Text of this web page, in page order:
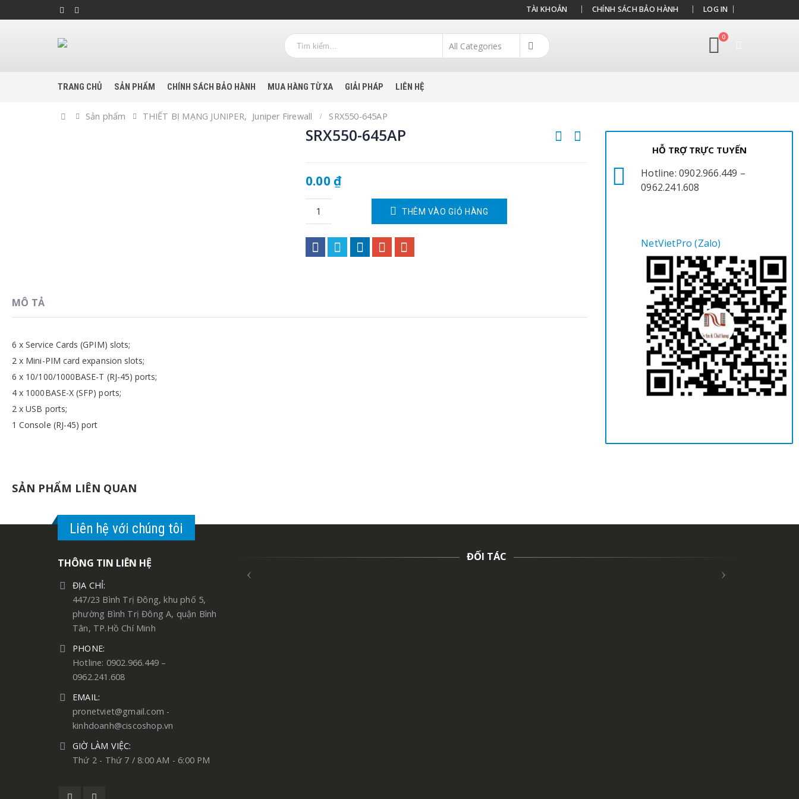
TÀI KHOẢN CHÍNH SÁCH BẢO HÀNH LOG IN
0
TRANG CHỦ SẢN PHẨM CHÍNH SÁCH BẢO HÀNH MUA HÀNG TỪ XA GIẢI PHÁP LIÊN HỆ
Home
Sản phẩm THIẾT BỊ MẠNG JUNIPER, Juniper Firewall SRX550-645AP
SRX550-645AP
0.00 ₫
THÊM VÀO GIỎ HÀNG
MÔ TẢ
6 x Service Cards (GPIM) slots;
2 x Mini-PIM card expansion slots;
6 x 10/100/1000BASE-T (RJ-45) ports;
4 x 1000BASE-X (SFP) ports;
2 x USB ports;
1 Console (RJ-45) port
SẢN PHẨM LIÊN QUAN
HỖ TRỢ TRỰC TUYẾN
Hotline: 0902.966.449 –
0962.241.608
NetVietPro (Zalo)
Liên hệ với chúng tôi
THÔNG TIN LIÊN HỆ
ĐỊA CHỈ:
447/23 Bình Trị Đông, khu phố 5,
phường Bình Trị Đông A, quận Bình
Tân, TP.Hồ Chí Minh
PHONE:
Hotline: 0902.966.449 –
0962.241.608
EMAIL:
pronetviet@gmail.com -
kinhdoanh@ciscoshop.vn
GIỜ LÀM VIỆC:
Thứ 2 - Thứ 7 / 8:00 AM - 6:00 PM
ĐỐI TÁC